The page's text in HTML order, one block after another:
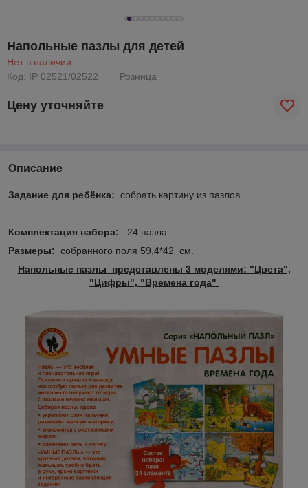
Напольные пазлы для детей
Нет в наличии
Код: IP 02521/02522
Розница
Цену уточняйте
Описание
Задание для ребёнка: собрать картину из пазлов
Комплектация набора: 24 пазла
Размеры: собранного поля 59,4*42 см.
Напольные пазлы представлены 3 моделями: "Цвета",
"Цифры", "Времена года"